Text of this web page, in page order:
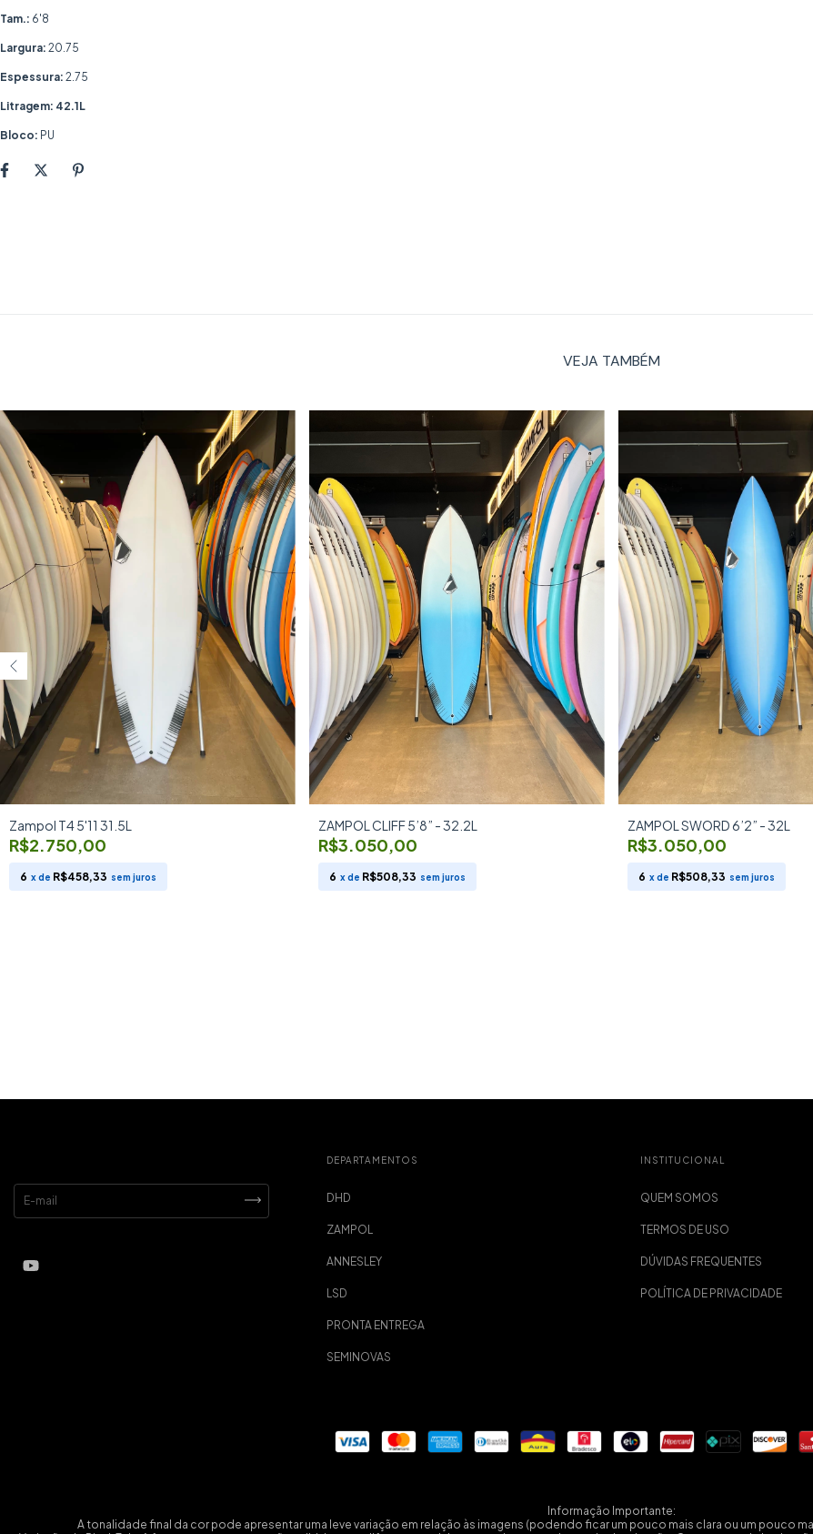
Tam.: 6'8
Largura: 20.75
Espessura: 2.75
Litragem: 42.1L
Bloco: PU
VEJA TAMBÉM
Zampol T4 5'11 31.5L
R$2.750,00
6 x de R$458,33 sem juros
ZAMPOL CLIFF 5’8” - 32.2L
R$3.050,00
6 x de R$508,33 sem juros
ZAMPOL SWORD 6’2” - 32L
R$3.050,00
6 x de R$508,33 sem juros
DEPARTAMENTOS
DHD
ZAMPOL
ANNESLEY
LSD
PRONTA ENTREGA
SEMINOVAS
INSTITUCIONAL
QUEM SOMOS
TERMOS DE USO
DÚVIDAS FREQUENTES
POLÍTICA DE PRIVACIDADE
Informação Importante:
A tonalidade final da cor pode apresentar uma leve variação em relação às imagens (podendo ficar um pouco mais clara ou um pouco